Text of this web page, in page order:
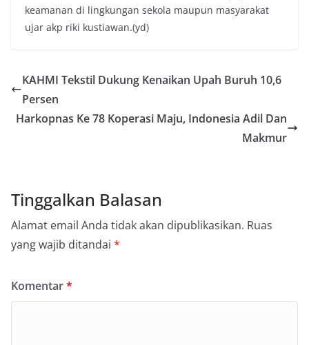
keamanan di lingkungan sekola maupun masyarakat
ujar akp riki kustiawan.(yd)
KAHMI Tekstil Dukung Kenaikan Upah Buruh 10,6
Persen
Harkopnas Ke 78 Koperasi Maju, Indonesia Adil Dan
Makmur
Tinggalkan Balasan
Alamat email Anda tidak akan dipublikasikan. Ruas
yang wajib ditandai *
Komentar*